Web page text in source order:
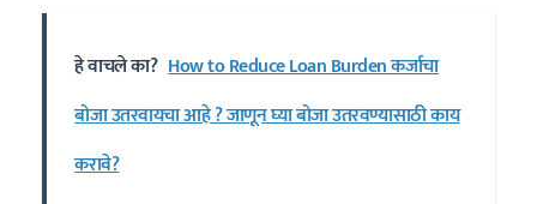
हे वाचले का? How to Reduce Loan Burden कर्जाचा
बोजा उतरवायचा आहे ? जाणून घ्या बोजा उतरवण्यासाठी काय
करावे?